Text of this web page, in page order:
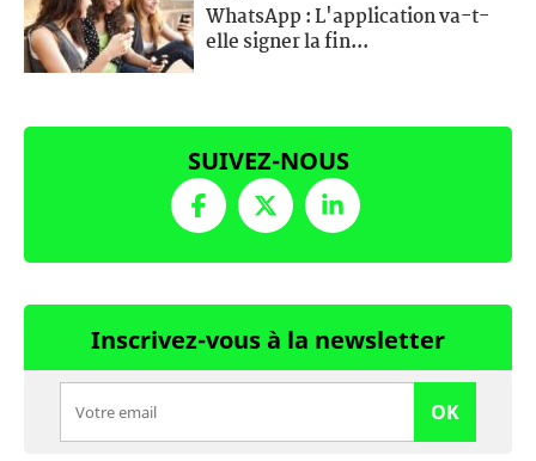
WhatsApp : L'application va-t-
elle signer la fin...
SUIVEZ-NOUS
Inscrivez-vous à la newsletter
OK